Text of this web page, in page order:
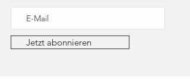
Jetzt abonnieren